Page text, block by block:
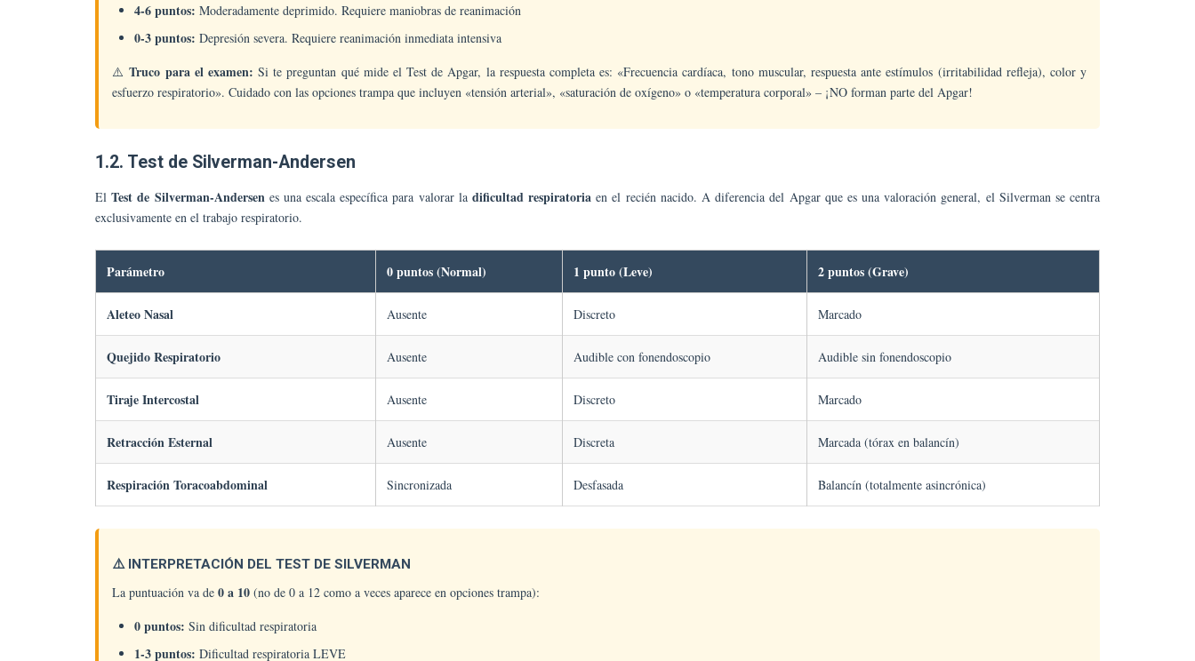
4-6 puntos: Moderadamente deprimido. Requiere maniobras de reanimación
0-3 puntos: Depresión severa. Requiere reanimación inmediata intensiva
⚠️Truco para el examen: Si te preguntan qué mide el Test de Apgar, la respuesta completa es: «Frecuencia cardíaca, tono muscular, respuesta ante estímulos (irritabilidad refleja), color y
esfuerzo respiratorio». Cuidado con las opciones trampa que incluyen «tensión arterial», «saturación de oxígeno» o «temperatura corporal» – ¡NO forman parte del Apgar!
1.2. Test de Silverman-Andersen
ElTest de Silverman-Andersenes una escala específica para valorar la dificultad respiratoria en el recién nacido. A diferencia del Apgar que es una valoración general, el Silverman se centra
exclusivamente en el trabajo respiratorio.
Parámetro 0 puntos (Normal) 1 punto (Leve) 2 puntos (Grave)
Aleteo Nasal Ausente Discreto Marcado
Quejido Respiratorio Ausente Audible con fonendoscopio Audible sin fonendoscopio
Tiraje Intercostal Ausente Discreto Marcado
Retracción Esternal Ausente Discreta Marcada (tórax en balancín)
Respiración Toracoabdominal Sincronizada Desfasada Balancín (totalmente asincrónica)
⚠️ INTERPRETACIÓN DEL TEST DE SILVERMAN
La puntuación va de 0 a 10 (no de 0 a 12 como a veces aparece en opciones trampa):
0 puntos: Sin dificultad respiratoria
1-3 puntos: Dificultad respiratoria LEVE